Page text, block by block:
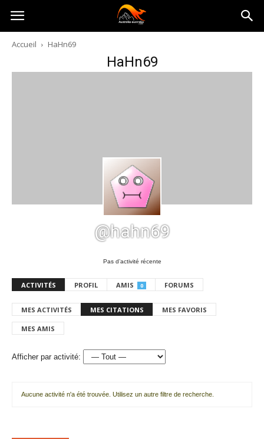
Australia-
australie.com
Accueil HaHn69
HaHn69
@hahn69
Pas d’activité récente
ACTIVITÉS PROFIL AMIS 0 FORUMS
MES ACTIVITÉS MES CITATIONS MES FAVORIS
MES AMIS
Afficher par activité:
Aucune activité n'a été trouvée. Utilisez un autre filtre de recherche.